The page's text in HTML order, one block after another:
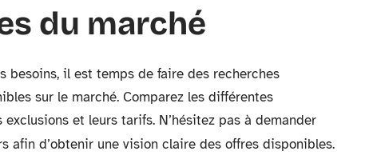
du marché
besoins, il est temps de faire des recherches
sur le marché. Comparez les différentes
et leurs tarifs. N’hésitez pas à demander
afin d’obtenir une vision claire des offres disponibles.